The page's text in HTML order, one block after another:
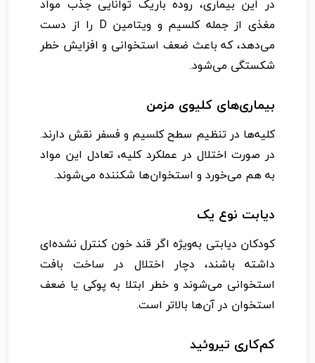
در این بیماری، روده باریک توانایی جذب مواد
مغذی از جمله کلسیم و ویتامین D را از دست
می‌دهد، که باعث ضعف استخوانی و افزایش خطر
شکستگی می‌شود.
بیماری‌های کلیوی مزمن
کلیه‌ها در تنظیم سطح کلسیم و فسفر نقش دارند.
در صورت اختلال در عملکرد کلیه، تعادل این مواد
به هم می‌خورد و استخوان‌ها شکننده می‌شوند.
دیابت نوع یک
کودکان دیابتی به‌ویژه اگر قند خون کنترل نشده‌ای
داشته باشند، دچار اختلال در ساخت بافت
استخوانی می‌شوند و خطر ابتلا به پوکی یا ضعف
استخوان در آن‌ها بالاتر است.
کم‌کاری تیروئید